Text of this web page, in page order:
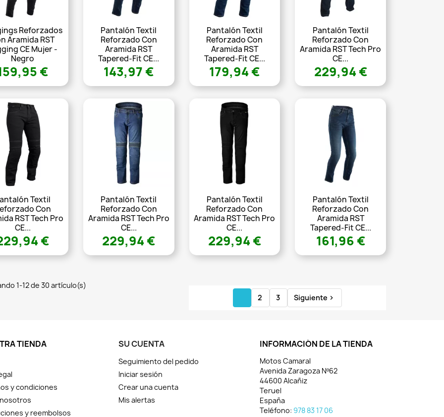
Reforzados
Aramida RST
CE Mujer -
Negro
€
Pantalón Textil
Reforzado Con
Aramida RST
Tapered-Fit CE...
143,97 €
Pantalón Textil
Reforzado Con
Aramida RST
Tapered-Fit CE...
179,94 €
Pantalón Textil
Reforzado Con
Aramida RST Tech Pro
CE...
229,94 €
Textil
Con
RST Tech Pro
CE...
€
Pantalón Textil
Reforzado Con
Aramida RST Tech Pro
CE...
229,94 €
Pantalón Textil
Reforzado Con
Aramida RST Tech Pro
CE...
229,94 €
Pantalón Textil
Reforzado Con
Aramida RST
Tapered-Fit CE...
161,96 €
1-12 de 30 artículo(s)
2 3 Siguiente 
TIENDA
y condiciones
y reembolsos
SU CUENTA
Seguimiento del pedido
Iniciar sesión
Crear una cuenta
Mis alertas
INFORMACIÓN DE LA TIENDA
Motos Camaral
Avenida Zaragoza Nº62
44600 Alcañiz
Teruel
España
Teléfono: 978 83 17 06